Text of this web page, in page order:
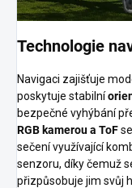
Technologie
Navigaci zajišťuje
poskytuje stabilní
bezpečné vyhýbání
RGB kamerou a ToF
sečení využívající
senzoru, díky čemuž
přizpůsobuje jim svůj